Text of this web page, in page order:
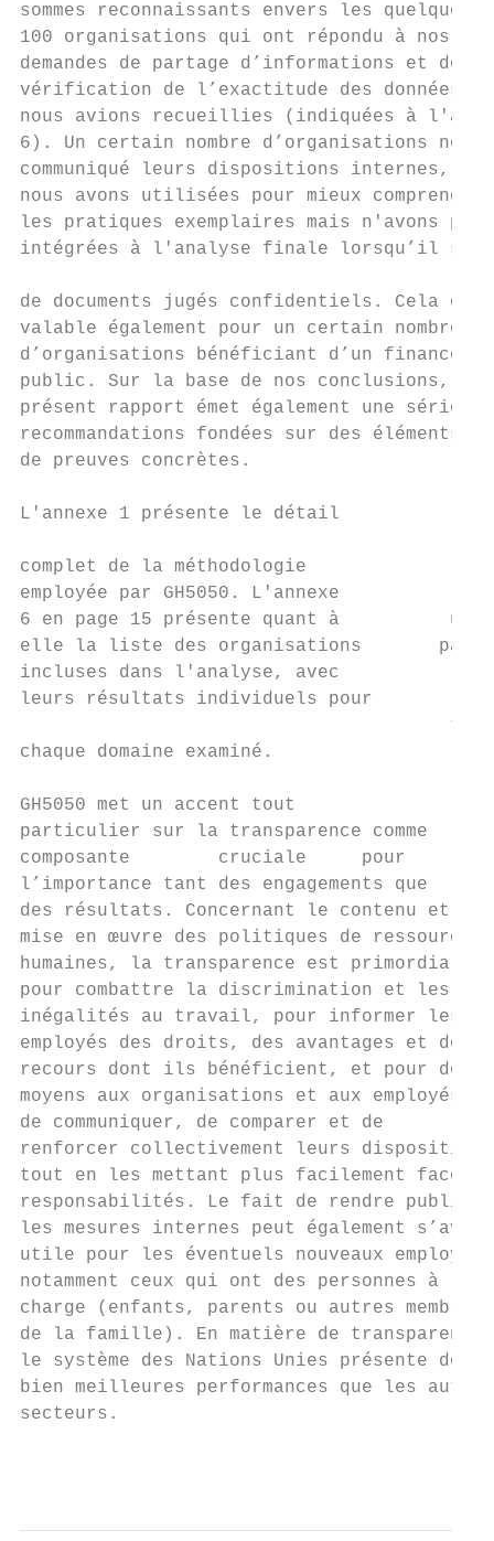
sommes reconnaissants envers les quelque
100 organisations qui ont répondu à
demandes de partage d’informations et
vérification de l’exactitude des données
nous avions recueillies (indiquées à
6). Un certain nombre d’organisations
communiqué leurs dispositions internes,
nous avons utilisées pour mieux
les pratiques exemplaires mais n'avons
intégrées à l'analyse finale lorsqu’il
de documents jugés confidentiels. Cela
valable également pour un certain
d’organisations bénéficiant d’un
public. Sur la base de nos
présent rapport émet également une
recommandations fondées sur des
de preuves concrètes.
L'annexe 1 présente le détail
complet de la méthodologie
employée par GH5050. L'annexe
6 en page 15 présente quant à
elle la liste des organisations
incluses dans l'analyse, avec
leurs résultats individuels pour
chaque domaine examiné.
GH5050 met un accent tout
particulier sur la transparence comme
composante        cruciale     pour
l’importance tant des engagements que
des résultats. Concernant le contenu et
mise en œuvre des politiques de
humaines, la transparence est
pour combattre la discrimination et les
inégalités au travail, pour informer les
employés des droits, des avantages et
recours dont ils bénéficient, et pour
moyens aux organisations et aux employés
de communiquer, de comparer et de
renforcer collectivement leurs
tout en les mettant plus facilement face
responsabilités. Le fait de rendre
les mesures internes peut également
utile pour les éventuels nouveaux
notamment ceux qui ont des personnes
charge (enfants, parents ou autres membres
de la famille). En matière de transparence,
le système des Nations Unies présente de
bien meilleures performances que les autres
secteurs.